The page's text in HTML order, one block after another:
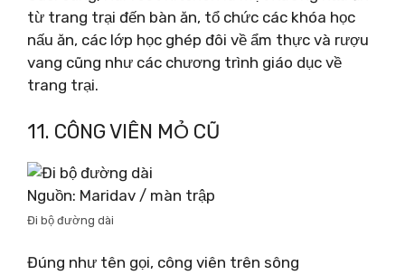
từ trang trại đến bàn ăn, tổ chức các khóa học
nấu ăn, các lớp học ghép đôi về ẩm thực và rượu
vang cũng như các chương trình giáo dục về
trang trại.
11. CÔNG VIÊN MỎ CŨ
Nguồn: Maridav / màn trập
Đi bộ đường dài
Đúng như tên gọi, công viên trên sông